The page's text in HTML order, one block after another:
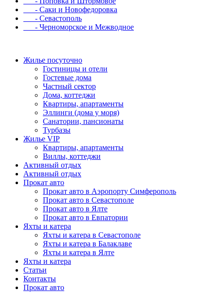
- Саки и Новофедоровка
- Севастополь
- Черноморское и Межводное
Жилье посуточно
Гостиницы и отели
Гостевые дома
Частный сектор
Дома, коттеджи
Квартиры, апартаменты
Эллинги (дома у моря)
Санатории, пансионаты
Турбазы
Жилье VIP
Квартиры, апартаменты
Виллы, коттеджи
Активный отдых
Активный отдых
Прокат авто
Прокат авто в Аэропорту Симферополь
Прокат авто в Севастополе
Прокат авто в Ялте
Прокат авто в Евпатории
Яхты и катера
Яхты и катера в Севастополе
Яхты и катера в Балаклаве
Яхты и катера в Ялте
Яхты и катера
Статьи
Контакты
Прокат авто